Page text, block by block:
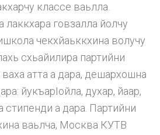
классе ваьлла.
говзалла йолчу
чекхйаьккхина волучу
схьайилира партийни
атта а дара, дешархошна
йукъарIойла, духар, йаар,
стипенди а дара. Партийни
ваьлча, Москва КУТВ